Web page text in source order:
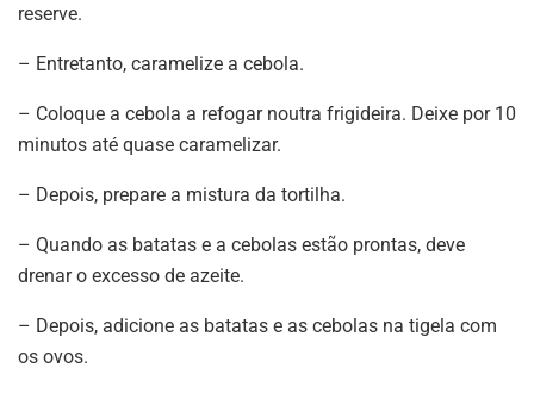
reserve.
– Entretanto, caramelize a cebola.
– Coloque a cebola a refogar noutra frigideira. Deixe por 10
minutos até quase caramelizar.
– Depois, prepare a mistura da tortilha.
– Quando as batatas e a cebolas estão prontas, deve
drenar o excesso de azeite.
– Depois, adicione as batatas e as cebolas na tigela com
os ovos.